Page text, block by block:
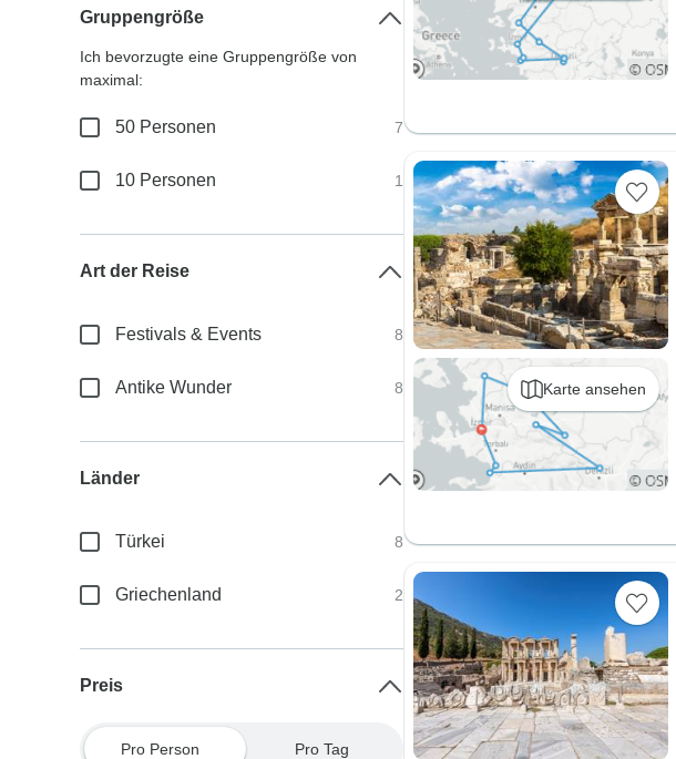
Karte ansehen
Gruppengröße
Ich bevorzugte eine Gruppengröße von
maximal:
50 Personen 7
10 Personen 1
Art der Reise
Festivals & Events 8
Antike Wunder 8
Länder
Türkei 8
Griechenland 2
Preis
Pro Person Pro Tag